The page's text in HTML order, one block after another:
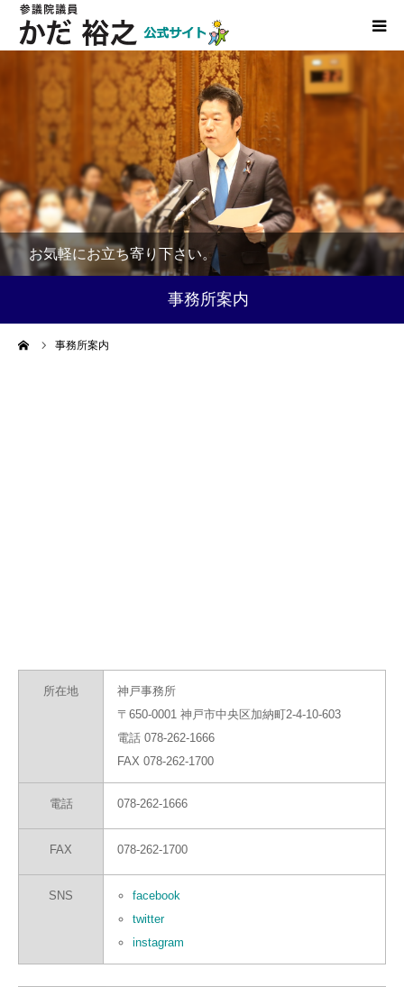
お気軽にお立ち寄り下さい。
事務所案内
事務所案内
所在地
神戸事務所
〒650-0001 神戸市中央区加納町2-4-10-603
電話 078-262-1666
FAX 078-262-1700
電話 078-262-1666
FAX 078-262-1700
SNS
facebook
twitter
instagram
プロフィール
ご入党のお願い
個人献金申込み